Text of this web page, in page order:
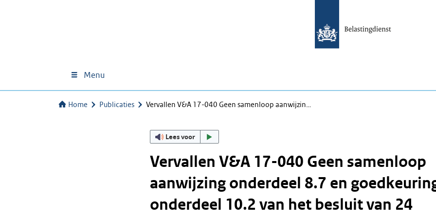
Menu
Home Publicaties Vervallen V&A 17-040 Geen samenloop aanwijzin…
Lees voor
Vervallen V&A 17-040 Geen samenloop
aanwijzing onderdeel 8.7 en
onderdeel 10.2 van het besluit van 24